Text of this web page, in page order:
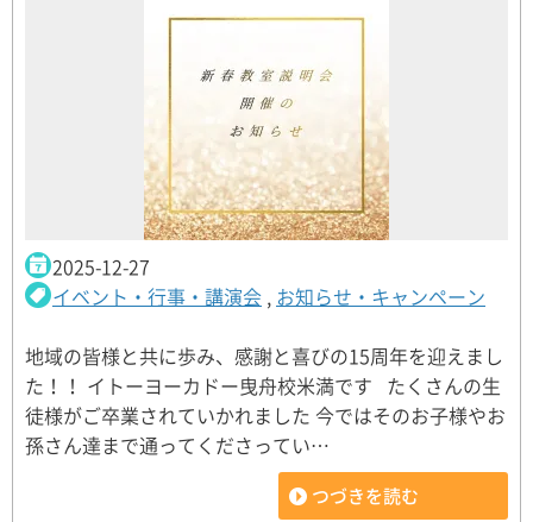
2025-12-27
イベント・行事・講演会 , お知らせ・キャンペーン
地域の皆様と共に歩み、感謝と喜びの15周年を迎えまし
た！！ イトーヨーカドー曳舟校米満です たくさんの生
徒様がご卒業されていかれました 今ではそのお子様やお
孫さん達まで通ってくださってい…
つづきを読む